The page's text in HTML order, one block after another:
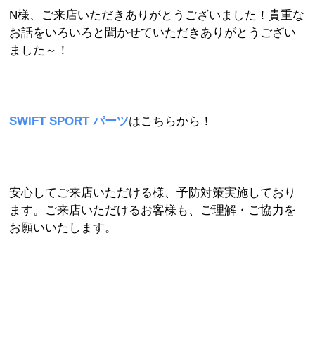
N様、ご来店いただきありがとうございました！貴重な
お話をいろいろと聞かせていただきありがとうござい
ました～！
SWIFT SPORT パーツはこちらから！
安心してご来店いただける様、予防対策実施しており
ます。ご来店いただけるお客様も、ご理解・ご協力を
お願いいたします。